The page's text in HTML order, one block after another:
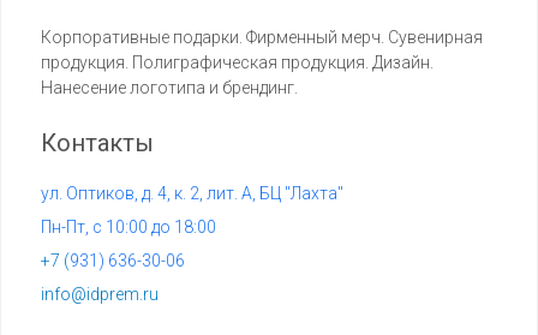
Корпоративные подарки. Фирменный мерч. Сувенирная
продукция. Полиграфическая продукция. Дизайн.
Нанесение логотипа и брендинг.
info@idprem.ru
Контакты
+7 (931) 636-30-06
ул. Оптиков, д. 4, к. 2, лит. А, БЦ "Лахта"
Пн-Пт, с 10:00 до 18:00